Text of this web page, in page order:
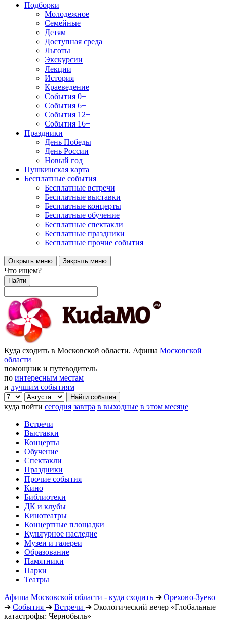
Подборки
Молодежное
Семейные
Детям
Доступная среда
Льготы
Экскурсии
Лекции
История
Краеведение
События 0+
События 6+
События 12+
События 16+
Праздники
День Победы
День России
Новый год
Пушкинская карта
Бесплатные события
Бесплатные встречи
Бесплатные выставки
Бесплатные концерты
Бесплатные обучение
Бесплатные спектакли
Бесплатные праздники
Бесплатные прочие события
Открыть меню Закрыть меню
Что ищем?
Найти
Куда сходить в Московской области. Афиша Московской
области
помощник и путеводитель
по интересным местам
и лучшим событиям
куда пойти сегодня завтра в выходные в этом месяце
Встречи
Выставки
Концерты
Обучение
Спектакли
Праздники
Прочие события
Кино
Библиотеки
ДК и клубы
Кинотеатры
Концертные площадки
Культурное наследие
Музеи и галереи
Образование
Памятники
Парки
Театры
Афиша Московской области - куда сходить ➔ Орехово-Зуево
➔ События ➔ Встречи ➔ Экологический вечер «Глобальные
катастрофы: Чернобыль»